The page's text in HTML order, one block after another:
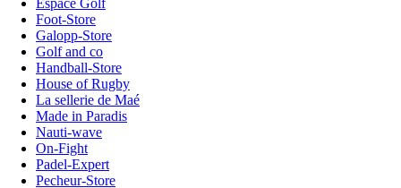
Foot-Store
Galopp-Store
Golf and co
Handball-Store
House of Rugby
La sellerie de Maé
Made in Paradis
Nauti-wave
On-Fight
Padel-Expert
Pecheur-Store